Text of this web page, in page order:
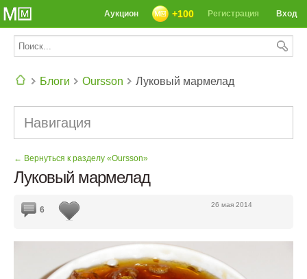
СЕГОДНЯ: 39142 РЕЦЕПТА
Вход
Регистрация
+100
Аукцион
Блоги Oursson Луковый мармелад
Навигация
← Вернуться к разделу «Oursson»
Луковый мармелад
26 мая 2014
6